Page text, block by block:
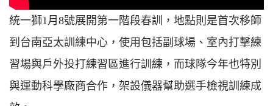
統一獅1月8號展開第一階段春訓，地點則是首次移師
到台南亞太訓練中心，使用包括副球場、室內打擊練
習場與戶外投打練習區進行訓練，而球隊今年也特別
與運動科學廠商合作，架設儀器幫助選手檢視訓練成